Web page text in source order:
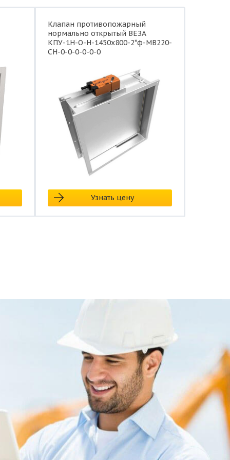
Клапан противопожарный
нормально открытый ВЕЗА
КПУ-1Н-О-Н-1450x800-2*ф-МВ220-
СН-0-0-0-0-0-0
Узнать цену